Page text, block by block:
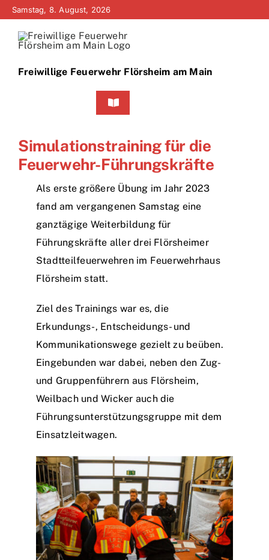
Zum
springen
Samstag, 8. August, 2026
Freiwillige Feuerwehr Flörsheim am Main
Toggle
Neuigkeiten
Über uns
Technik
Simulationstraining für die
Feuerwehr-Führungskräfte
Als erste größere Übung im Jahr 2023
fand am vergangenen Samstag eine
ganztägige Weiterbildung für
Führungskräfte aller drei Flörsheimer
Stadtteilfeuerwehren im Feuerwehrhaus
Flörsheim statt.
Ziel des Trainings war es, die
Erkundungs-, Entscheidungs- und
Kommunikationswege gezielt zu beüben.
Eingebunden war dabei, neben den Zug-
und Gruppenführern aus Flörsheim,
Weilbach und Wicker auch die
Führungsunterstützungsgruppe mit dem
Einsatzleitwagen.